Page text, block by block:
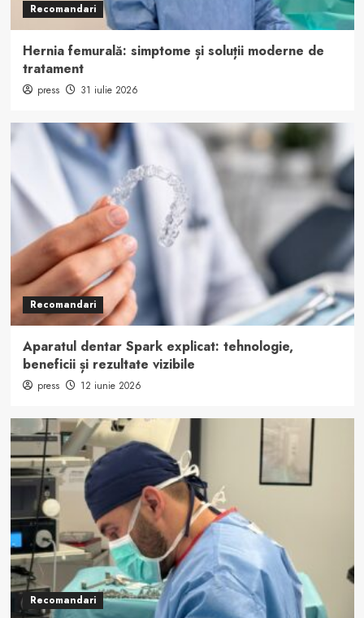
Recomandari
Hernia femurală: simptome și soluții moderne de
tratament
press 31 iulie 2026
Recomandari
Aparatul dentar Spark explicat: tehnologie,
beneficii și rezultate vizibile
press 12 iunie 2026
Recomandari